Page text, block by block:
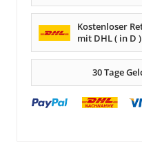
Kostenloser
mit DHL ( in D )
30 Tage